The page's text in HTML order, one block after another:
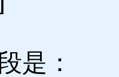
是：